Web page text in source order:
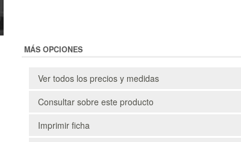
MÁS OPCIONES
Ver todos los precios y medidas
Consultar sobre este producto
Imprimir ficha